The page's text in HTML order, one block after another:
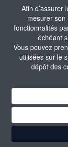
Afin d’assurer
mesurer
fonctionnalités
échéant
Vous pouvez
utilisées sur le
dépôt des